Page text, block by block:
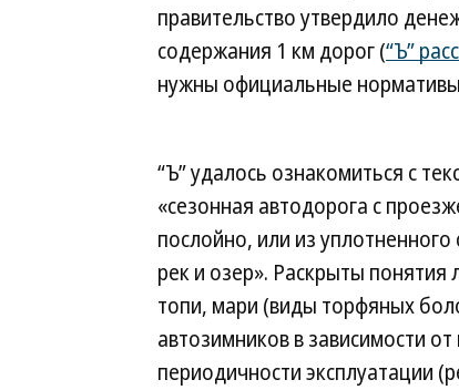
правительство утвердило
содержания 1 км дорог (“Ъ”
нужны официальные
“Ъ” удалось ознакомиться с
«сезонная автодорога с
послойно, или из
рек и озер». Раскрыты
топи, мари (виды торфяных
автозимников в зависимости
периодичности эксплуатации